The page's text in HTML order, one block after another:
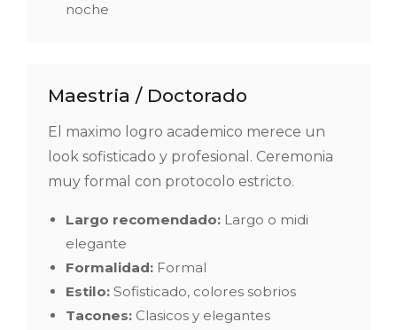
noche
Maestria / Doctorado
El maximo logro academico merece un
look sofisticado y profesional. Ceremonia
muy formal con protocolo estricto.
Largo recomendado: Largo o midi
elegante
Formalidad: Formal
Estilo: Sofisticado, colores sobrios
Tacones: Clasicos y elegantes